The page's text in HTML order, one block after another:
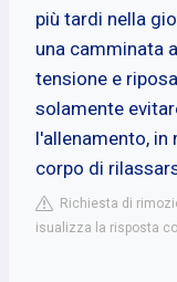
più tardi nella
una camminata
tensione e
solamente
l'allenamento,
corpo di
Richiesta di
isualizza la risposta